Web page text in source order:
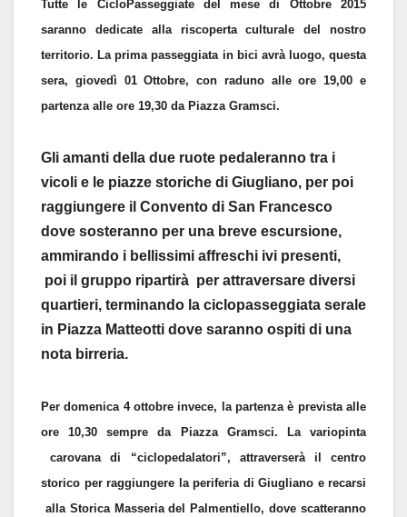
Tutte le CicloPasseggiate del mese di Ottobre 2015
saranno dedicate alla riscoperta culturale del nostro
territorio. La prima passeggiata in bici avrà luogo, questa
sera, giovedì 01 Ottobre, con raduno alle ore 19,00 e
partenza alle ore 19,30 da Piazza Gramsci.
Gli amanti della due ruote pedaleranno tra i
vicoli e le piazze storiche di Giugliano, per poi
raggiungere il Convento di San Francesco
dove sosteranno per una breve escursione,
ammirando i bellissimi affreschi ivi presenti,
poi il gruppo ripartirà per attraversare diversi
quartieri, terminando la ciclopasseggiata serale
in Piazza Matteotti dove saranno ospiti di una
nota birreria.
Per domenica 4 ottobre invece, la partenza è prevista alle
ore 10,30 sempre da Piazza Gramsci. La variopinta
carovana di “ciclopedalatori”, attraverserà il centro
storico per raggiungere la periferia di Giugliano e recarsi
alla Storica Masseria del Palmentiello, dove scatteranno